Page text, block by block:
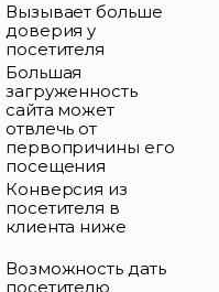
Вызывает больше
доверия у
посетителя
Большая
загруженность
сайта может
отвлечь от
первопричины его
посещения
Конверсия из
посетителя в
клиента ниже
Возможность дать
посетителю